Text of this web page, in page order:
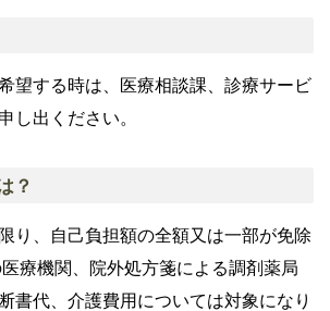
望する時は、医療相談課、診療サービ
し出ください。
？
り、自己負担額の全額又は一部が免除
療機関、院外処方箋による調剤薬局
書代、介護費用については対象になり